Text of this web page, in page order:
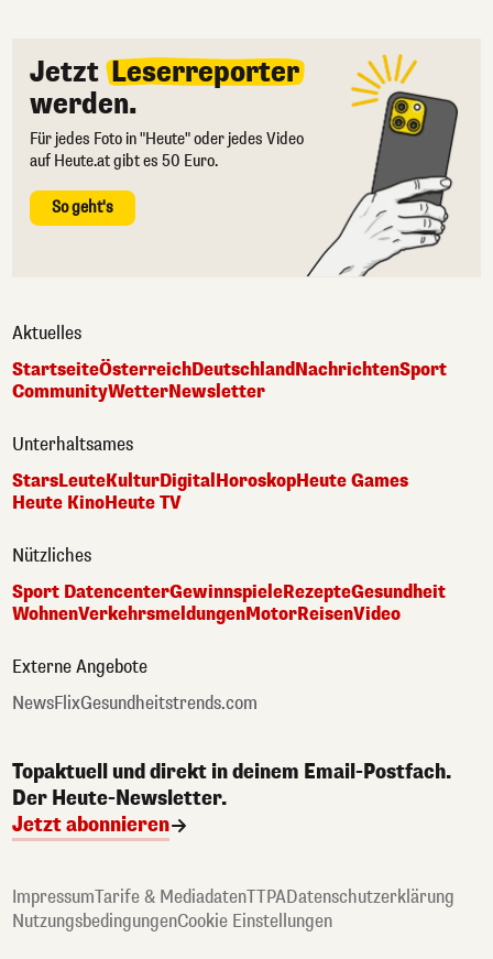
Jetzt Leserreporter
werden.
Für jedes Foto in "Heute" oder jedes Video
auf Heute.at gibt es 50 Euro.
So geht's
Aktuelles
StartseiteÖsterreichDeutschlandNachrichtenSport
CommunityWetterNewsletter
Unterhaltsames
StarsLeuteKulturDigital HoroskopHeute Games
Heute KinoHeute TV
Nützliches
Sport DatencenterGewinnspieleRezepteGesundheit
WohnenVerkehrsmeldungenMotorReisenVideo
Externe Angebote
NewsFlixGesundheitstrends.com
Topaktuell und direkt in deinem Email-Postfach.
Der Heute-Newsletter.
Jetzt abonnieren
ImpressumTarife & MediadatenTTPADatenschutzerklärung
NutzungsbedingungenCookie Einstellungen